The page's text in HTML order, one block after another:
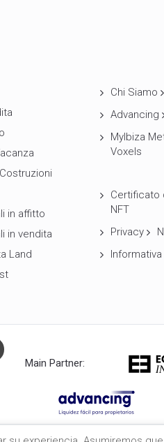
in affitto
in vendita
Land
Chi Siamo
Advancing
MyIbiza
Voxels
Certificato
NFT
Privacy
Main Partner: